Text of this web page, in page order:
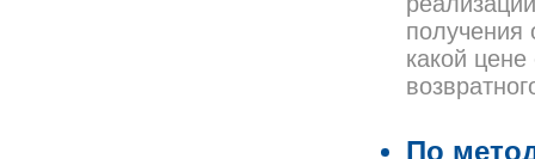
получения
какой
По